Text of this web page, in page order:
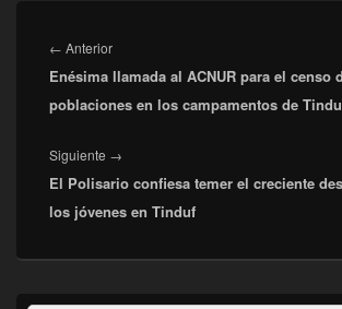
de
entradas
← AnteriorEntrada
anterior:
Enésima llamada al ACNUR para el censo
poblaciones en los campamentos de
Siguiente →
siguiente:
El Polisario confiesa temer el creciente
los jóvenes en Tinduf
El